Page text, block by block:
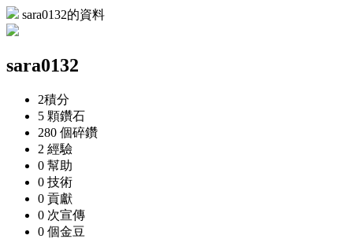
sara0132的資料
sara0132
2積分
5 顆鑽石
280 個碎鑽
2 經驗
0 幫助
0 技術
0 貢獻
0 次宣傳
0 個金豆